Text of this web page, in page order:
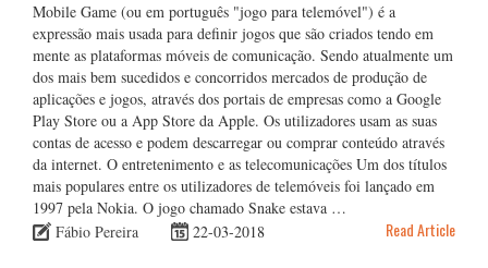
Mobile Game (ou em português "jogo para telemóvel") é a
expressão mais usada para definir jogos que são criados tendo em
mente as plataformas móveis de comunicação. Sendo atualmente um
dos mais bem sucedidos e concorridos mercados de produção de
aplicações e jogos, através dos portais de empresas como a Google
Play Store ou a App Store da Apple. Os utilizadores usam as suas
contas de acesso e podem descarregar ou comprar conteúdo através
da internet. O entretenimento e as telecomunicações Um dos títulos
mais populares entre os utilizadores de telemóveis foi lançado em
1997 pela Nokia. O jogo chamado Snake estava …
Fábio Pereira
22-03-2018 Read Article